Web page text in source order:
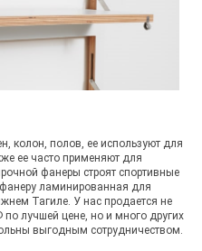
колон, полов, ее используют для
ее часто применяют для
фанеры строят спортивные
ламинированная для
Тагиле. У нас продается не
лучшей цене, но и много других
выгодным сотрудничеством.